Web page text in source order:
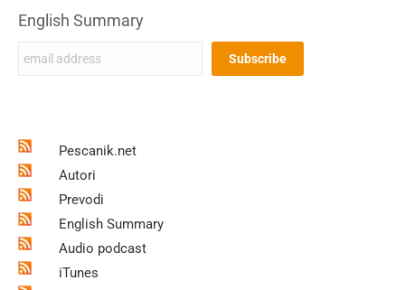
English Summary
Pescanik.net
Autori
Prevodi
English Summary
Audio podcast
iTunes